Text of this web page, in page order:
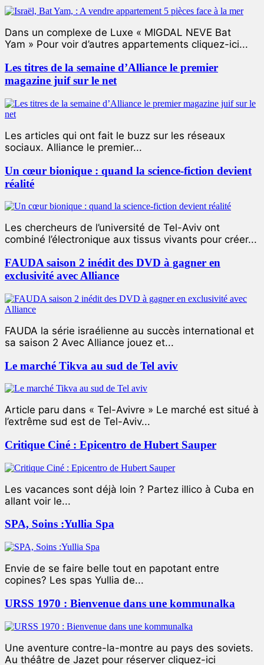
Dans un complexe de Luxe « MIGDAL NEVE Bat
Yam » Pour voir d’autres appartements cliquez-ici...
Les titres de la semaine d’Alliance le premier
magazine juif sur le net
Les articles qui ont fait le buzz sur les réseaux
sociaux. Alliance le premier...
Un cœur bionique : quand la science-fiction devient
réalité
Les chercheurs de l’université de Tel-Aviv ont
combiné l’électronique aux tissus vivants pour créer...
FAUDA saison 2 inédit des DVD à gagner en
exclusivité avec Alliance
FAUDA la série israélienne au succès international et
sa saison 2 Avec Alliance jouez et...
Le marché Tikva au sud de Tel aviv
Article paru dans « Tel-Avivre » Le marché est situé à
l’extrême sud est de Tel-Aviv...
Critique Ciné : Epicentro de Hubert Sauper
Les vacances sont déjà loin ? Partez illico à Cuba en
allant voir le...
SPA, Soins :Yullia Spa
Envie de se faire belle tout en papotant entre
copines? Les spas Yullia de...
URSS 1970 : Bienvenue dans une kommunalka
Une aventure contre-la-montre au pays des soviets.
Au théâtre de Jazet pour réserver cliquez-ici